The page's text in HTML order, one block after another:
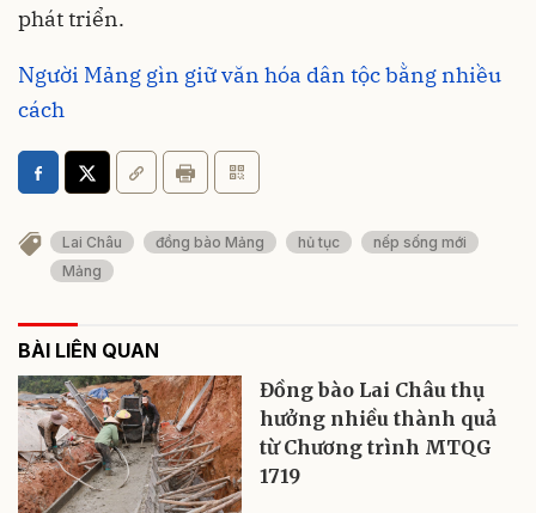
phát triển.
Người Mảng gìn giữ văn hóa dân tộc bằng nhiều
cách
Lai Châu đồng bào Mảng hủ tục
nếp sống mới
Mảng
BÀI LIÊN QUAN
Đồng bào Lai Châu thụ
hưởng nhiều thành quả
từ Chương trình MTQG
1719